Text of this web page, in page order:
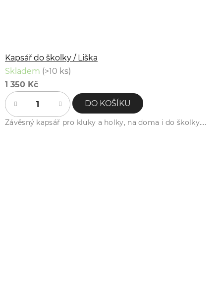
Kapsář do školky / Liška
Skladem (>10 ks)
1 350 Kč
DO KOŠÍKU
Závěsný kapsář pro kluky a holky, na doma i do školky....